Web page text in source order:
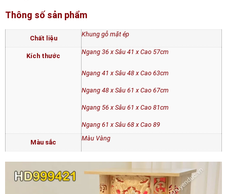
Thông số sản phẩm
Chất liệu
Khung gỗ mặt ép
Kích thước
Ngang 36 x Sâu 41 x Cao 57cm
Ngang 41 x Sâu 48 x Cao 63cm
Ngang 48 x Sâu 61 x Cao 67cm
Ngang 56 x Sâu 61 x Cao 81cm
Ngang 61 x Sâu 68 x Cao 89
Màu sắc
Màu Vàng